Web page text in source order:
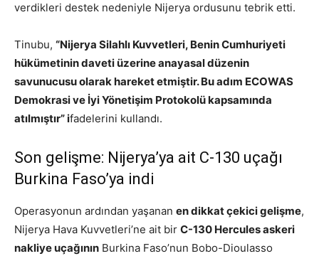
verdikleri destek nedeniyle Nijerya ordusunu tebrik etti.
Tinubu, “Nijerya Silahlı Kuvvetleri, Benin Cumhuriyeti
hükümetinin daveti üzerine anayasal düzenin
savunucusu olarak hareket etmiştir. Bu adım ECOWAS
Demokrasi ve İyi Yönetişim Protokolü kapsamında
atılmıştır” ifadelerini kullandı.
Son gelişme: Nijerya’ya ait C-130 uçağı
Burkina Faso’ya indi
Operasyonun ardından yaşanan en dikkat çekici gelişme,
Nijerya Hava Kuvvetleri’ne ait bir C-130 Hercules askeri
nakliye uçağının Burkina Faso’nun Bobo-Dioulasso